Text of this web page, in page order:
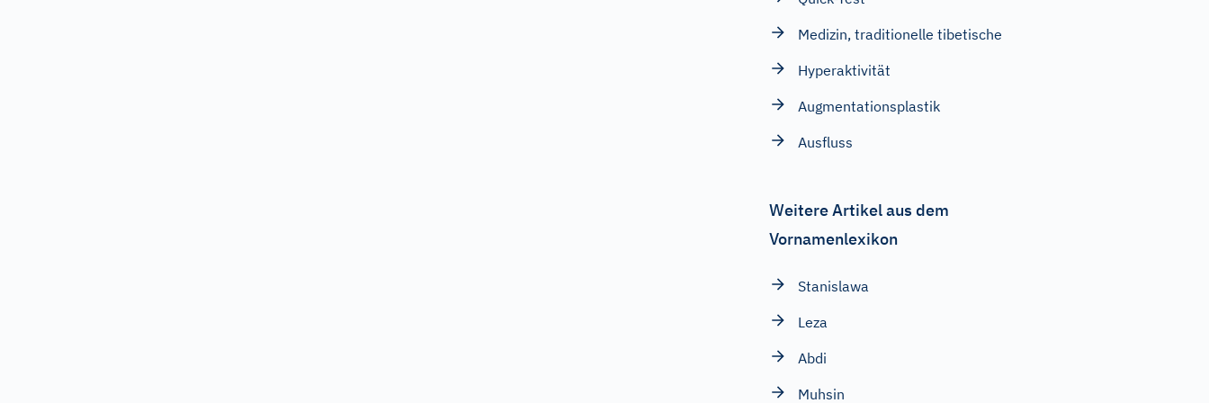
Medizin, traditionelle tibetische
Hyperaktivität
Augmentationsplastik
Ausfluss
Weitere Artikel aus dem
Vornamenlexikon
Stanislawa
Leza
Abdi
Muhsin